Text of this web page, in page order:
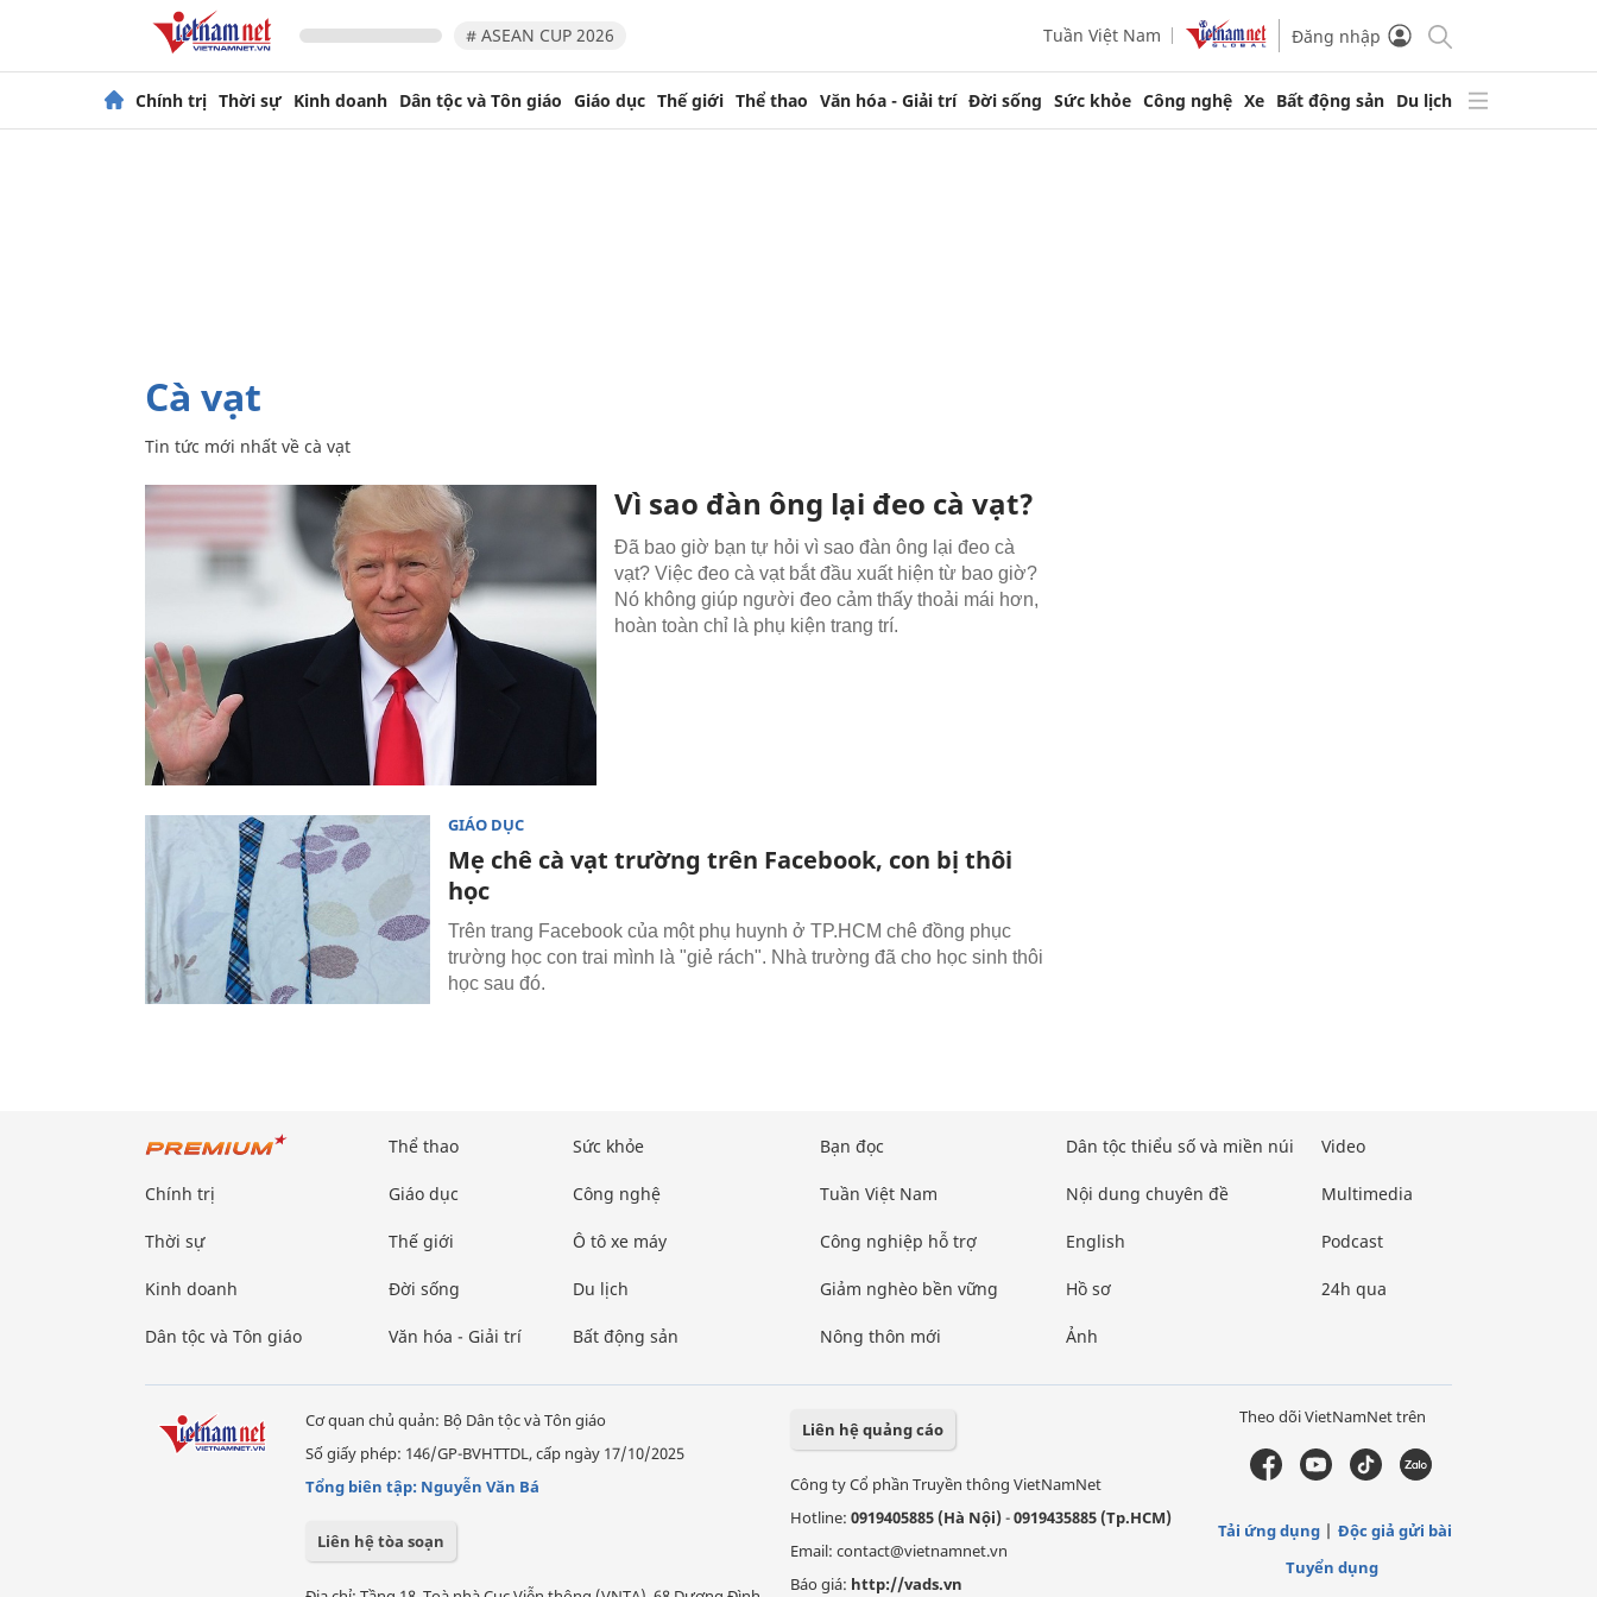
# ASEAN CUP 2026 Tuần Việt Nam Đăng nhập
Chính trị Thời sự Kinh doanh Dân tộc và Tôn giáo Giáo dục Thế giới Thể thao Văn hóa - Giải trí Đời sống Sức khỏe Công nghệ Xe Bất động sản Du lịch
cà vạt
Tin tức mới nhất về cà vạt
Vì sao đàn ông lại đeo cà vạt?
Đã bao giờ bạn tự hỏi vì sao đàn ông lại đeo cà
vạt? Việc đeo cà vạt bắt đầu xuất hiện từ bao giờ?
Nó không giúp người đeo cảm thấy thoải mái hơn,
hoàn toàn chỉ là phụ kiện trang trí.
GIÁO DỤC
Mẹ chê cà vạt trường trên Facebook, con bị thôi
học
Trên trang Facebook của một phụ huynh ở TP.HCM chê đồng phục
trường học con trai mình là "giẻ rách". Nhà trường đã cho học sinh thôi
học sau đó.
Chính trị
Thời sự
Kinh doanh
Dân tộc và Tôn giáo
Thể thao
Giáo dục
Thế giới
Đời sống
Văn hóa - Giải trí
Sức khỏe
Công nghệ
Ô tô xe máy
Du lịch
Bất động sản
Bạn đọc
Tuần Việt Nam
Công nghiệp hỗ trợ
Giảm nghèo bền vững
Nông thôn mới
Dân tộc thiểu số và miền núi
Nội dung chuyên đề
English
Hồ sơ
Ảnh
Video
Multimedia
Podcast
24h qua
Cơ quan chủ quản: Bộ Dân tộc và Tôn giáo
Số giấy phép: 146/GP-BVHTTDL, cấp ngày 17/10/2025
Tổng biên tập: Nguyễn Văn Bá
Liên hệ tòa soạn
Liên hệ quảng cáo
Công ty Cổ phần Truyền thông VietNamNet
Hotline: 0919405885 (Hà Nội)-0919435885 (Tp.HCM)
Email: contact@vietnamnet.vn
Báo giá: http://vads.vn
Theo dõi VietNamNet trên
Tải ứng dụng
Độc giả gửi bài
Tuyển dụng